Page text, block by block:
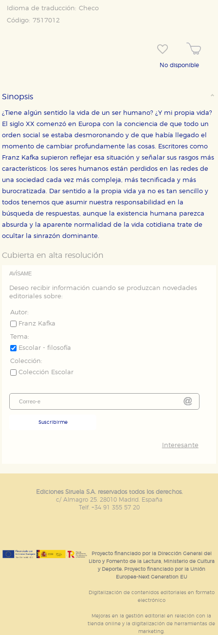
Idioma de traducción: Checo
Código: 7517012
No disponible
Sinopsis
¿Tiene algún sentido la vida de un ser humano? ¿Y mi propia vida?
El siglo XX comenzó en Europa con la conciencia de que todo un
orden social se estaba desmoronando y de que había llegado el
momento de cambiar profundamente las cosas. Escritores como
Franz Kafka supieron reflejar esa situación y señalar sus rasgos más
característicos: los seres humanos están perdidos en las redes de
una sociedad cada vez más compleja, más tecnificada y más
burocratizada. Dar sentido a la propia vida ya no es tan sencillo y
todos tenemos que asumir nuestra responsabilidad en la
búsqueda de respuestas, aunque la existencia humana parezca
absurda y la aparente normalidad de la vida cotidiana trate de
ocultar la sinrazón dominante.
Cubierta en alta resolución
AVÍSAME
Deseo recibir información cuando se produzcan novedades
editoriales sobre:
Autor:
Franz Kafka
Tema:
Escolar - filosofía
Colección:
Colección Escolar
Suscribirme
Interesante
Ediciones Siruela S.A. reservados todos los derechos.
c/ Almagro 25. 28010 Madrid. España
Telf. +34 91 355 57 20
Proyecto financiado por la Dirección General del
Libro y Fomento de la Lectura, Ministerio de Cultura
y Deporte. Proyecto financiado por la Unión
Europea-Next Generation EU
Digitalización de contenidos editoriales en formato
electrónico
Mejoras en la gestión editorial en relación con la
tienda online y la digitalización de herramientas de
marketing.
RECHAZAR TODO
Estas cookies son necesarias para que nuestro sitio
web funcione y no es posible deshabilitarlas desde
nuestro sistema. Es posible hacerlo desde el
navegador, pero en ese caso es posible que algunas
correctamente.
Cookies de rendimiento y analíticas
Estas cookies se utilizan para mejorar su experiencia
de navegación y optimizar el funcionamiento de
nuestro sitio web. Almacenan configuraciones de
servicios para que no tenga que reconfigurarlos cada
vez que nos visita. La información es agregada y, por lo
tanto, es anónima.
Cookies de publicidad y redes sociales
Estas cookies son gestionadas por nuestros socios
almacenan directamente información personal sino
navegador y dispositivo de internet.
GUARDAR CONFIGURACIÓN
Puede consultar nuestra